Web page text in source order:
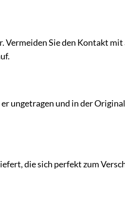
Vermeiden Sie den Kontakt mit
er ungetragen und in der
die sich perfekt zum